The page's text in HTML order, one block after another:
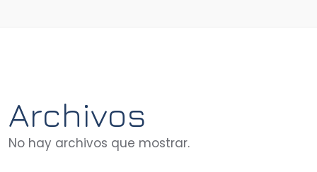
Archivos
No hay archivos que mostrar.